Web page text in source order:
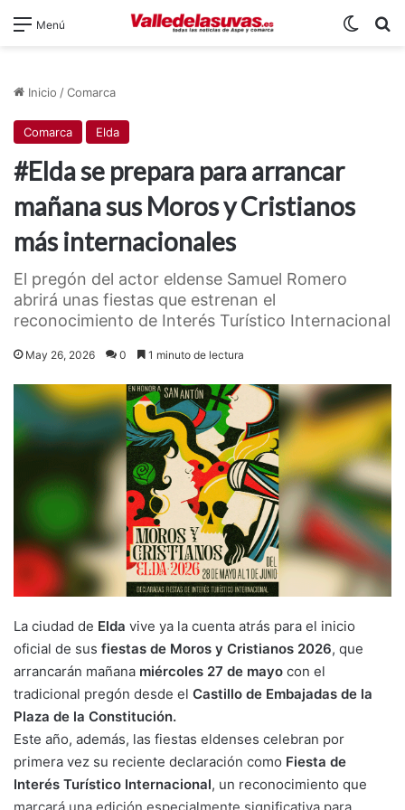
Menú
Inicio /Comarca
Comarca Elda
#Elda se prepara para arrancar
mañana sus Moros y Cristianos
más internacionales
El pregón del actor eldense Samuel Romero
abrirá unas fiestas que estrenan el
reconocimiento de Interés Turístico Internacional
May 26, 2026 0 1 minuto de lectura
La ciudad de Elda vive ya la cuenta atrás para el inicio
oficial de sus fiestas de Moros y Cristianos 2026, que
arrancarán mañana miércoles 27 de mayo con el
tradicional pregón desde el Castillo de Embajadas de la
Plaza de la Constitución.
Este año, además, las fiestas eldenses celebran por
primera vez su reciente declaración como Fiesta de
Interés Turístico Internacional, un reconocimiento que